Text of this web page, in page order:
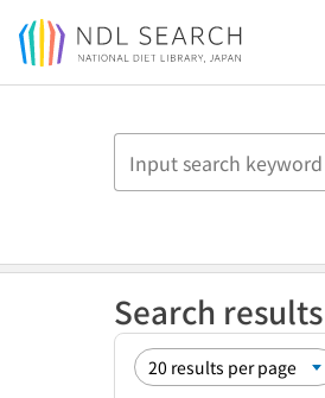
Jump to main content
Search